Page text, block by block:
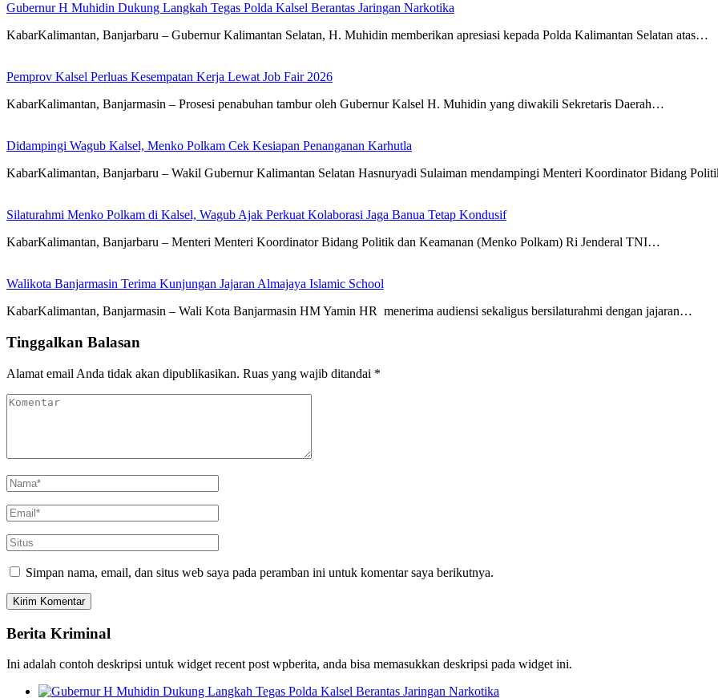
Gubernur H Muhidin Dukung Langkah Tegas Polda Kalsel Berantas Jaringan Narkotika
KabarKalimantan, Banjarbaru – Gubernur Kalimantan Selatan, H. Muhidin memberikan apresiasi kepada Polda Kalimantan Selatan atas…
Pemprov Kalsel Perluas Kesempatan Kerja Lewat Job Fair 2026
KabarKalimantan, Banjarmasin – Prosesi penabuhan tambur oleh Gubernur Kalsel H. Muhidin yang diwakili Sekretaris Daerah…
Didampingi Wagub Kalsel, Menko Polkam Cek Kesiapan Penanganan Karhutla
KabarKalimantan, Banjarbaru – Wakil Gubernur Kalimantan Selatan Hasnuryadi Sulaiman mendampingi Menteri Koordinator Bidang
Silaturahmi Menko Polkam di Kalsel, Wagub Ajak Perkuat Kolaborasi Jaga Banua Tetap Kondusif
KabarKalimantan, Banjarbaru – Menteri Menteri Koordinator Bidang Politik dan Keamanan (Menko Polkam) Ri Jenderal TNI…
Walikota Banjarmasin Terima Kunjungan Jajaran Almajaya Islamic School
KabarKalimantan, Banjarmasin – Wali Kota Banjarmasin HM Yamin HR menerima audiensi sekaligus bersilaturahmi dengan jajaran…
Tinggalkan Balasan
Alamat email Anda tidak akan dipublikasikan. Ruas yang wajib ditandai *
Simpan nama, email, dan situs web saya pada peramban ini untuk komentar saya berikutnya.
Berita Kriminal
Ini adalah contoh deskripsi untuk widget recent post wpberita, anda bisa memasukkan deskripsi pada widget ini.